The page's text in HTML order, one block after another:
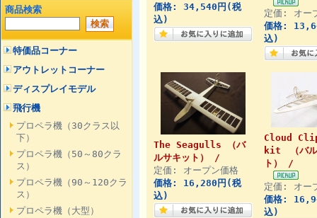
商品検索
特価品コーナー
アウトレットコーナー
ディスプレイモデル
飛行機
プロペラ機（30クラス以
下）
プロペラ機（50～80クラ
ス）
プロペラ機（90～120クラ
ス）
プロペラ機（大型）
価格: 34,540円(税
込)
定価: オー
価格:
込)
The Seagulls （バ
ルサキット） /
定価: オープン価格
価格: 16,280円(税
込)
Cloud
kit （バル
ト） /
定価: オー
価格:
込)